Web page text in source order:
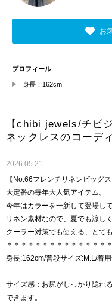
お
プロフィール
身長：162cm
【chibi jewels/チビ
ネックレスのコーデ
2026.05.21
【No.66フレンチリネンビッグス
大定番の毎年大人気アイテム。
今年はカラーを一新して登場し
リネン素材なので、夏でも涼し
クーラー対策でも使える、とて
＊＊＊＊＊＊＊＊＊＊＊＊＊＊
身長:162cm/普段サイズ:M.L/着
サイズ感：お尻がしっかり隠れ
できます。